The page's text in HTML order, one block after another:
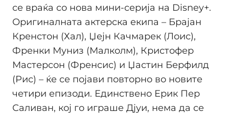
се враќа со нова мини-серија на Disney+.
Оригиналната актерска екипа – Брајан
Кренстон (Хал), Џејн Качмарек (Лоис),
Френки Муниз (Малколм), Кристофер
Мастерсон (Френсис) и Џастин Берфилд
(Рис) – ќе се појави повторно во новите
четири епизоди. Единствено Ерик Пер
Саливан, кој го играше Дјуи, нема да се